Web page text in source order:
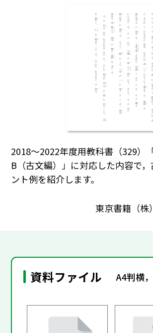
2018～2022年度用教科書（329）
B（古文編）」に対応した内容で，
ント例を紹介します。
東京書籍（
資料ファイル A4判横